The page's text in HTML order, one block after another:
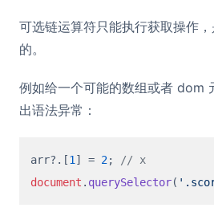
可选链运算符只能执行获取操作
的。
例如给一个可能的数组或者 dom
出语法异常：
arr?.[1 ] = 2;
// x
document . querySelector(